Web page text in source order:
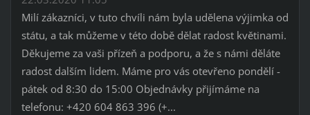
Milí zákazníci, v tuto chvíli nám byla udělena výjimka od
státu, a tak můžeme v této době dělat radost květinami.
Děkujeme za vaši přízeň a podporu, a že s námi děláte
radost dalším lidem. Máme pro vás otevřeno pondělí -
pátek od 8:30 do 15:00 Objednávky přijímáme na
telefonu: +420 604 863 396 (+...